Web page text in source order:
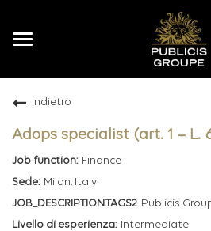
Toggle
Indietro
Adops specialist (art. 1 – L.
Finance
Milan, Italy
Publicis
Intermediate